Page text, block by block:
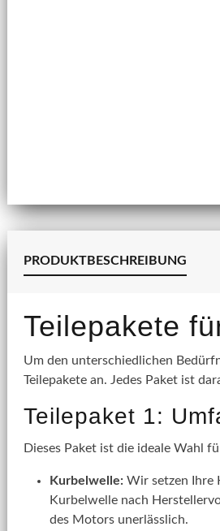
PRODUKTBESCHREIBUNG
Teilepakete
Um den unterschiedlichen
Teilepakete an. Jedes Paket ist
Teilepaket 1:
Dieses Paket ist die ideale Wahl
Kurbelwelle: Wir setzen Ihre
Kurbelwelle nach
des Motors unerlässlich.